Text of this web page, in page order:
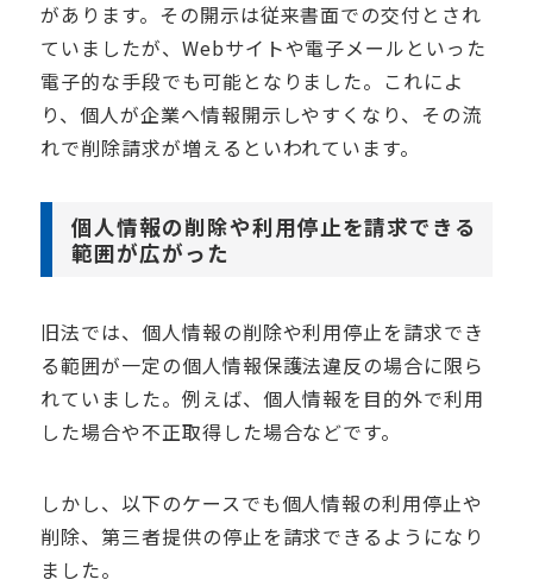
があります。その開示は従来書面での交付とされ
ていましたが、 Webサイトや電子メールといった
電子的な手段でも可能となりました。これによ
り、個人が企業へ情報開示しやすくなり、その流
れで削除請求が増えるといわれています。
個人情報の削除や利用停止を請求できる
範囲が広がった
旧法では、個人情報の削除や利用停止を請求でき
る範囲が一定の個人情報保護法違反の場合に限ら
れていました。例えば、個人情報を目的外で利用
した場合や不正取得した場合などです。
しかし、以下のケースでも個人情報の利用停止や
削除、第三者提供の停止を請求できるようになり
ました。